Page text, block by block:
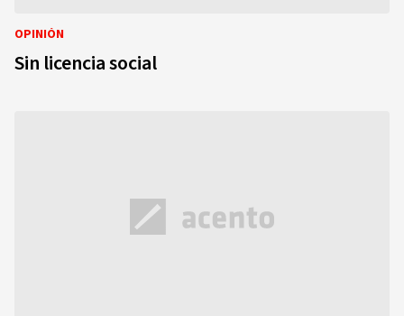
OPINIÓN
Sin licencia social